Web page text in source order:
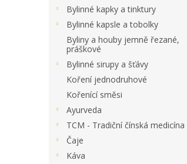
Bylinné kapky a tinktury
Bylinné kapsle a tobolky
Byliny a houby jemně řezané,
práškové
Bylinné sirupy a šťávy
Koření jednodruhové
Kořenící směsi
Ayurveda
TCM - Tradiční čínská medicína
Čaje
Káva